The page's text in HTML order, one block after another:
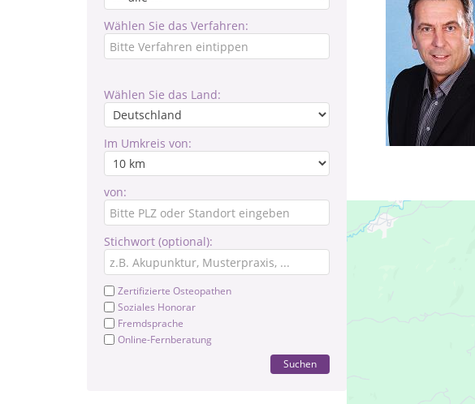
Wählen Sie das Verfahren:
Wählen Sie das Land:
Im Umkreis von:
von:
Stichwort (optional):
Zertifizierte Osteopathen
Soziales Honorar
Fremdsprache
Online-Fernberatung
Suchen